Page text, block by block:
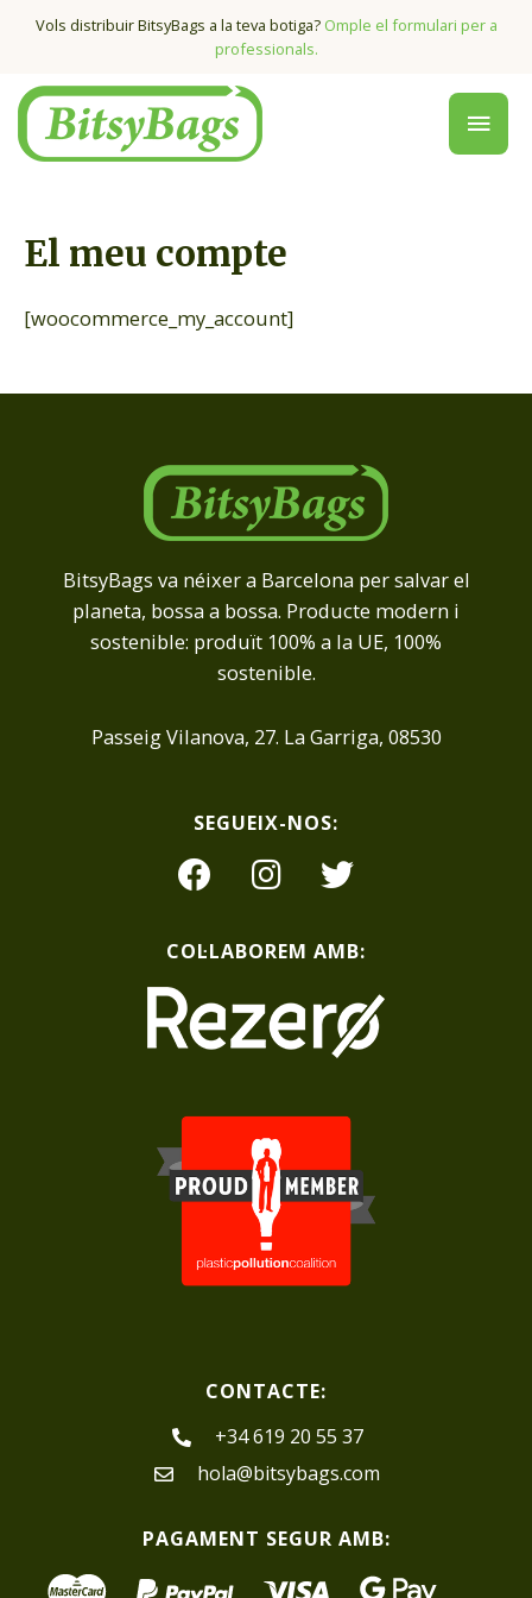
Vols distribuir BitsyBags a la teva botiga? Omple el formulari per a
professionals.
El meu compte
[woocommerce_my_account]
BitsyBags va néixer a Barcelona per salvar el
planeta, bossa a bossa. Producte modern i
sostenible: produït 100% a la UE, 100%
sostenible.
Passeig Vilanova, 27. La Garriga, 08530
SEGUEIX-NOS:
COL·LABOREM AMB:
CONTACTE:
+34 619 20 55 37
hola@bitsybags.com
PAGAMENT SEGUR AMB: